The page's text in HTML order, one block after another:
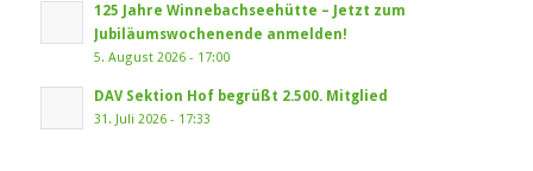
125 Jahre Winnebachseehütte – Jetzt zum
Jubiläumswochenende anmelden!
5. August 2026 - 17:00
DAV Sektion Hof begrüßt 2.500. Mitglied
31. Juli 2026 - 17:33